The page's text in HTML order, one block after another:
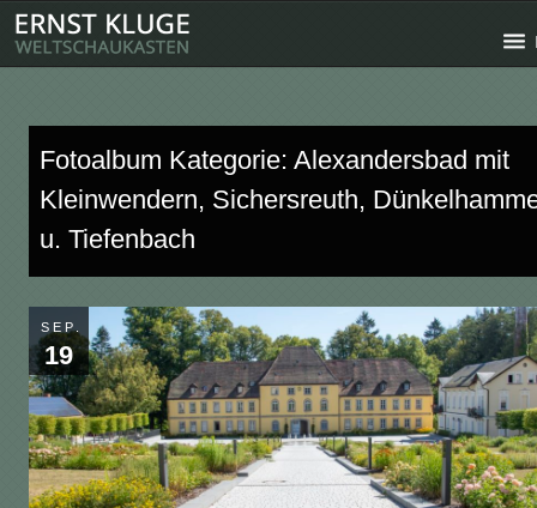
Fotoalbum Kategorie: Alexandersbad mit
Kleinwendern, Sichersreuth,
u. Tiefenbach
SEP.
19